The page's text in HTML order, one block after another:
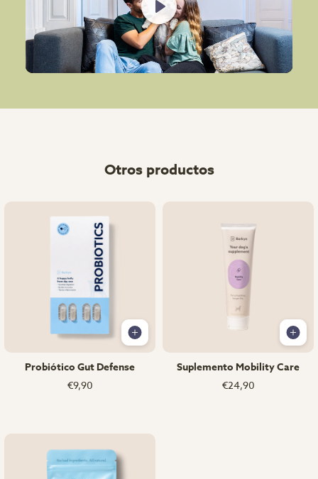
Play
Otros productos
Probiótico Gut Defense
€9,90
Suplemento Mobility Care
€24,90